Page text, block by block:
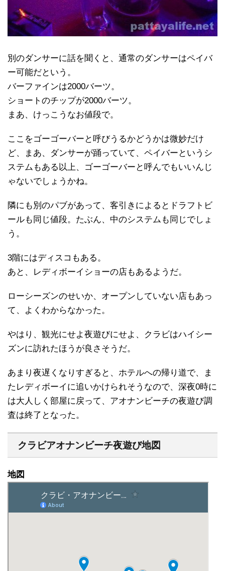
別のダンサーに話を聞くと、通常のダンサーはペイバ
ー可能だという。
バーファインは2000バーツ。
ショートのチップが2000バーツ。
まあ、けっこうなお値段で。
ここをゴーゴーバーと呼びうるかどうかは微妙だけ
ど、まあ、ダンサーが踊っていて、ペイバーというシ
ステムもある以上、ゴーゴーバーと呼んでもいいんじ
ゃないでしょうかね。
隣にも別のパブがあって、客引きによるとドラフトビ
ールも同じ値段。たぶん、中のシステムも同じでしょ
う。
3階にはディスコもある。
あと、レディボーイショーの店もあるようだ。
ローシーズンのせいか、オープンしていない店もあっ
て、よくわからなかった。
やはり、観光にせよ夜遊びにせよ、クラビはハイシー
ズンに訪れたほうが良さそうだ。
あまり夜遅くなりすぎると、ホテルへの帰り道で、ま
たレディボーイに追いかけられそうなので、深夜0時に
は大人しく部屋に戻って、アオナンビーチの夜遊び調
査は終了となった。
クラビアオナンビーチ夜遊び地図
地図